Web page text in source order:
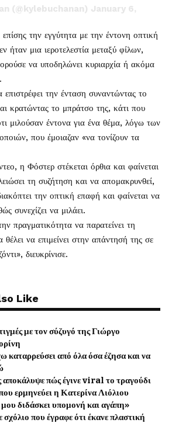
(@kylebuchanan) January 6,
την εγγύτητα με την έντονη οπτική
ήταν μια ιεροτελεστία μεταξύ φίλων,
να υποδηλώνει κυριαρχία ή ακόμα
την ένταση συναντώντας το
κρατώντας το μπράτσο της, κάτι που
μιλούσαν έντονα για ένα θέμα, λόγω των
που έμοιαζαν «να τονίζουν τα
η Φόστερ στέκεται όρθια και φαίνεται
τη συζήτηση και να απομακρυνθεί,
την οπτική επαφή και φαίνεται να
συνεχίζει να μιλάει.
πραγματικότητα να παρατείνει τη
θέλει να επιμείνει στην απάντησή της σε
διευκρίνισε.
Like
με τον σύζυγό της Γιώργο
καταρρεύσει από όλα όσα έζησα και να
αποκάλυψε πώς έγινε viral το τραγούδι
ερμηνεύει η Κατερίνα Λιόλιου
μου διδάσκει υπομονή και αγάπη»
που έγραφε ότι έκανε πλαστική